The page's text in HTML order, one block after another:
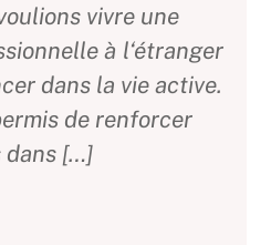
vivre une
à l‘étranger
dans la vie active.
de renforcer
dans […]